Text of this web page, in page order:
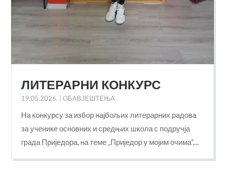
ЛИТЕРАРНИ КОНКУРС
19.05.2026. |ОБАВЈЕШТЕЊА
На конкурсу за избор најбољих литерарних радова
за ученике основних и средњих школа с подручја
града Приједора, на теме „Приједор у мојим очима“,...